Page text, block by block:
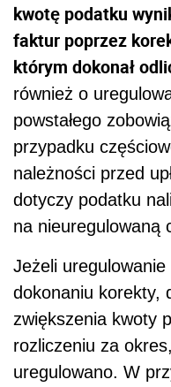
kwotę podatku
faktur poprzez
którym dokonał
również o
powstałego
przypadku
należności przed
dotyczy podatku
na nieuregulowaną
Jeżeli uregulowanie
dokonaniu korekty,
zwiększenia kwoty
rozliczeniu za
uregulowano. W